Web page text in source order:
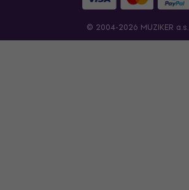
© 2004-2026 MUZIKER a.s.